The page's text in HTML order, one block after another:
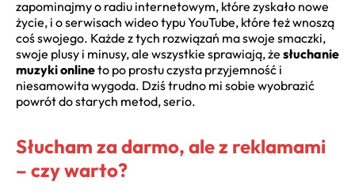
zapominajmy o radiu internetowym, które zyskało nowe
życie, i o serwisach wideo typu YouTube, które też wnoszą
coś swojego. Każde z tych rozwiązań ma swoje smaczki,
swoje plusy i minusy, ale wszystkie sprawiają, że słuchanie
muzyki onlineto po prostu czysta przyjemność i
niesamowita wygoda. Dziś trudno mi sobie wyobrazić
powrót do starych metod, serio.
Słucham za darmo, ale z reklamami
– czy warto?